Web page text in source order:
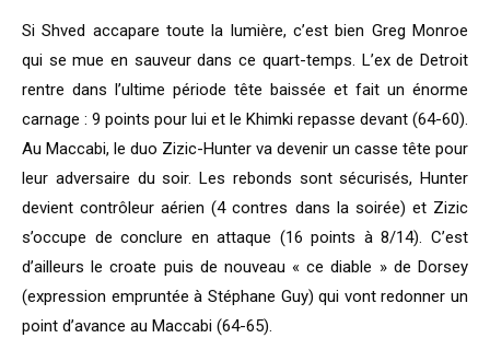
Si Shved accapare toute la lumière, c’est bien Greg Monroe
qui se mue en sauveur dans ce quart-temps. L’ex de Detroit
rentre dans l’ultime période tête baissée et fait un énorme
carnage : 9 points pour lui et le Khimki repasse devant (64-60).
Au Maccabi, le duo Zizic-Hunter va devenir un casse tête pour
leur adversaire du soir. Les rebonds sont sécurisés, Hunter
devient contrôleur aérien (4 contres dans la soirée) et Zizic
s’occupe de conclure en attaque (16 points à 8/14). C’est
d’ailleurs le croate puis de nouveau « ce diable » de Dorsey
(expression empruntée à Stéphane Guy) qui vont redonner un
point d’avance au Maccabi (64-65).